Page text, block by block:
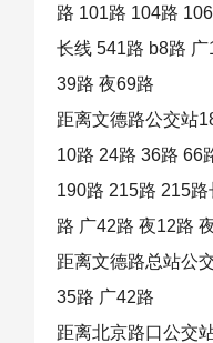
路 101路 104路
长线 541路 b8路
39路 夜69路
距离文德路公交站
10路 24路 36路 66
190路 215路 215
路 广42路 夜12路
距离文德路总站公
35路 广42路
距离北京路口公交